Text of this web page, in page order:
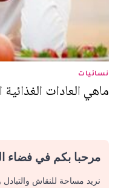
نسائيات
ماهي العادات
مرحبا بكم في فضاء
نريد مساحة للنقاش